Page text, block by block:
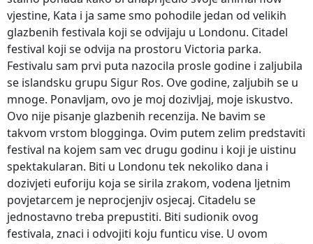
vjestine, Kata i ja same smo pohodile jedan od velikih
glazbenih festivala koji se odvijaju u Londonu. Citadel
festival koji se odvija na prostoru Victoria parka.
Festivalu sam prvi puta nazocila prosle godine i zaljubila
se islandsku grupu Sigur Ros. Ove godine, zaljubih se u
mnoge. Ponavljam, ovo je moj dozivljaj, moje iskustvo.
Ovo nije pisanje glazbenih recenzija. Ne bavim se
takvom vrstom blogginga. Ovim putem zelim predstaviti
festival na kojem sam vec drugu godinu i koji je uistinu
spektakularan. Biti u Londonu tek nekoliko dana i
dozivjeti euforiju koja se sirila zrakom, vodena ljetnim
povjetarcem je neprocjenjiv osjecaj. Citadelu se
jednostavno treba prepustiti. Biti sudionik ovog
festivala, znaci i odvojiti koju funticu vise. U ovom